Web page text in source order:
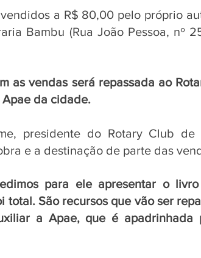
a R$ 80,00 pelo próprio
Bambu (Rua João Pessoa, nº
as vendas será repassada ao
da cidade.
presidente do Rotary Club
e a destinação de parte das
para ele apresentar o
total. São recursos que vão ser
a Apae, que é apadrinhada